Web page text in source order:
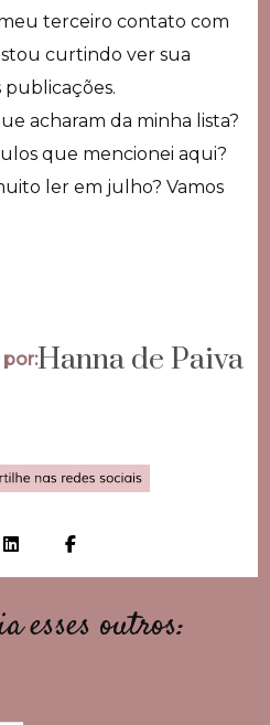
terceiro contato com
curtindo ver sua
acharam da minha lista?
que mencionei aqui?
ler em julho? Vamos
Hanna de Paiva
esses outros: